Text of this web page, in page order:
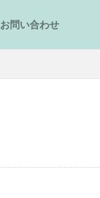
お問い合わせ